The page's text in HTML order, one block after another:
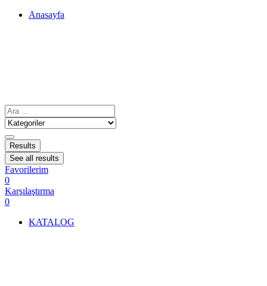
Anasayfa
Results
See all results
Favorilerim
0
Karşılaştırma
0
KATALOG